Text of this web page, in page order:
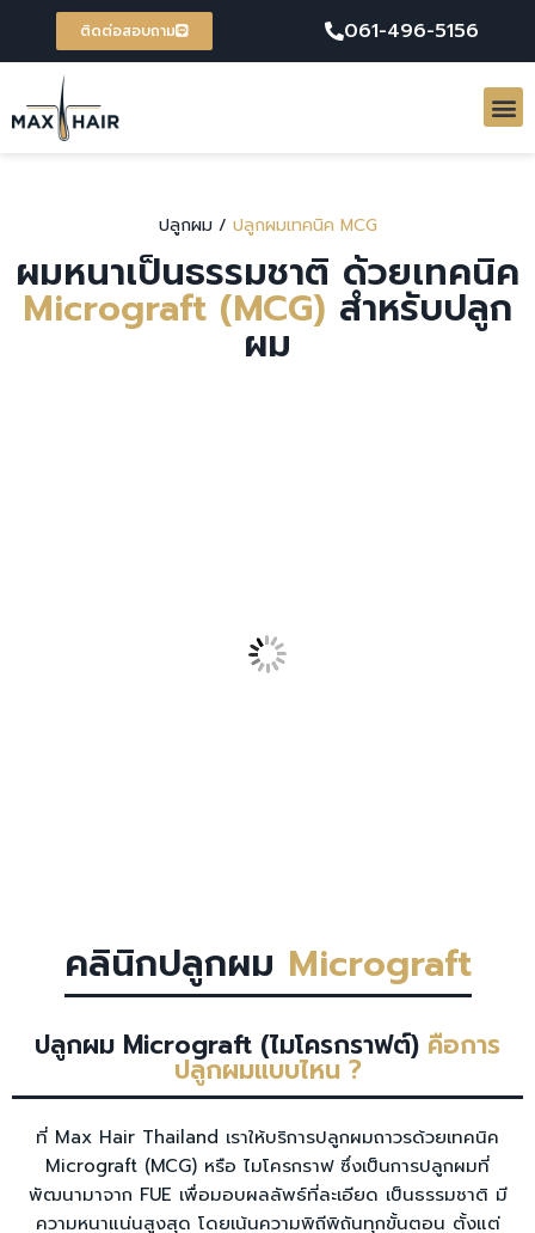
ติดต่อสอบถาม 061-496-5156
ปลูกผม / ปลูกผมเทคนิค MCG
ผมหนาเป็นธรรมชาติ ด้วยเทคนิค
Micrograft (MCG) สำหรับปลูก
ผม
คลินิกปลูกผม Micrograft
ปลูกผม Micrograft (ไมโครกราฟต์) คือการ
ปลูกผมแบบไหน ?
ที่ Max Hair Thailand เราให้บริการปลูกผมถาวรด้วยเทคนิค
Micrograft (MCG) หรือ ไมโครกราฟ ซึ่งเป็นการปลูกผมที่
พัฒนามาจาก FUE เพื่อมอบผลลัพธ์ที่ละเอียด เป็นธรรมชาติ มี
ความหนาแน่นสูงสุด โดยเน้นความพิถีพิถันทุกขั้นตอน ตั้งแต่